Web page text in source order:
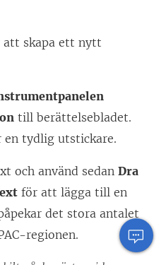
att skapa ett nytt
till berättelsebladet.
en tydlig utstickare.
och använd sedan Dra
för att lägga till en
det stora antalet
regionen.